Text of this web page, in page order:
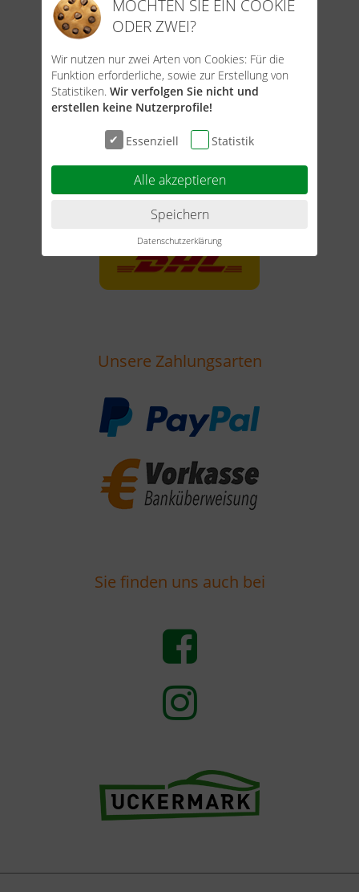
Unser Versandpartner
Unsere Zahlungsarten
Sie finden uns auch bei
MÖCHTEN SIE EIN COOKIE
ODER ZWEI?
Wir nutzen nur zwei Arten von Cookies: Für die
Funktion erforderliche, sowie zur Erstellung von
Statistiken. Wir verfolgen Sie nicht und
erstellen keine Nutzerprofile!
Essenziell Statistik
Alle akzeptieren
Speichern
Datenschutzerklärung